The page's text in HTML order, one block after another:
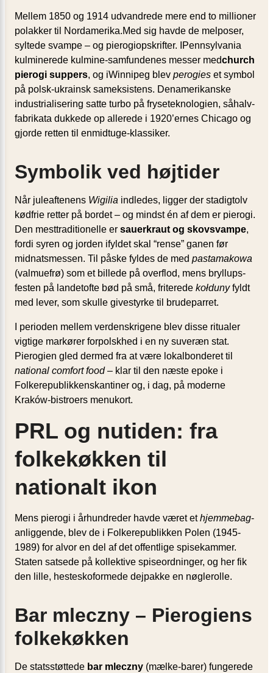
Mellem 1850 og 1914 udvandrede mere end to millioner
polakker til Nordamerika.Med sig havde de melposer,
syltede svampe – og pierogiopskrifter. IPennsylvania
kulminerede kulmine-samfundenes messer medchurch
pierogi suppers, og iWinnipeg blev perogies et symbol
på polsk-ukrainsk sameksistens. Denamerikanske
industrialisering satte turbo på fryseteknologien, såhalv­
fabrikata dukkede op allerede i 1920’ernes Chicago og
gjorde retten til enmidtuge-klassiker.
Symbolik ved højtider
Når juleaftenens Wigilia indledes, ligger der stadigtolv
kødfrie retter på bordet – og mindst én af dem er pierogi.
Den mesttraditionelle er sauerkraut og skovsvampe,
fordi syren og jorden ifyldet skal “rense” ganen før
midnatsmessen. Til påske fyldes de med pastamakowa
(valmuefrø) som et billede på over­flod, mens bryllups­
festen på landetofte bød på små, friterede kołdunyfyldt
med lever, som skulle givestyrke til brudeparret.
I perioden mellem verdenskrigene blev disse ritualer
vigtige markører forpolskhed i en ny suveræn stat.
Pierogien gled dermed fra at være lokalbonderet til
national comfort food – klar til den næste epoke i
Folkerepublikkenskantiner og, i dag, på moderne
Kraków-bistroers menukort.
PRL og nutiden: fra
folkekøkken til
nationalt ikon
Mens pierogi i århundreder havde været ethjemmebag-
anliggende, blev de i Folkerepublikken Polen (1945-
1989) for alvor en del af det offentlige spisekammer.
Staten satsede på kollektive spiseordninger, og her fik
den lille, hesteskoformede dejpakke en nøglerolle.
Bar mleczny – Pierogiens
folkekøkken
De statsstøttede bar mleczny (mælke-barer) fungerede